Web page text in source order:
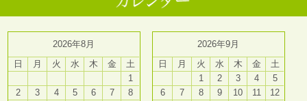
2026年8月
日
月 火 水 木 金
土
1
2
3 4 5 6 7
8
2026年9月
日
月 火 水 木 金
土
1
2 3 4
5
6
7 8 9 10 11
12